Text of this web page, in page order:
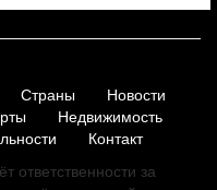
Страны
Новости
Недвижимость
Контакт
ответственности за